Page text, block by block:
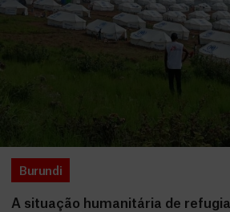
Burundi
A situação humanitária de